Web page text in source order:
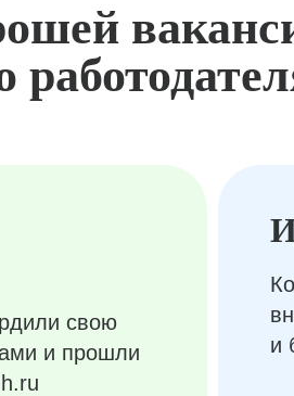
свою
и прошли
и